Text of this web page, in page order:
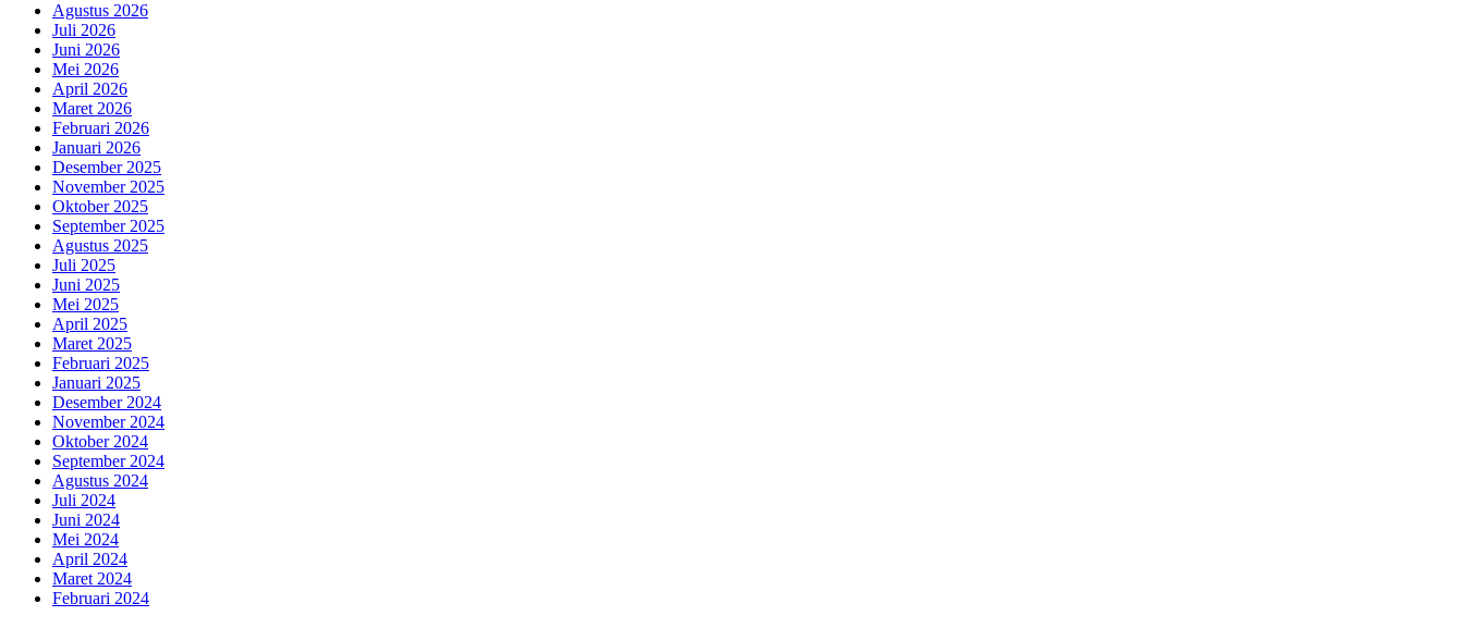
Agustus 2026
Juli 2026
Juni 2026
Mei 2026
April 2026
Maret 2026
Februari 2026
Januari 2026
Desember 2025
November 2025
Oktober 2025
September 2025
Agustus 2025
Juli 2025
Juni 2025
Mei 2025
April 2025
Maret 2025
Februari 2025
Januari 2025
Desember 2024
November 2024
Oktober 2024
September 2024
Agustus 2024
Juli 2024
Juni 2024
Mei 2024
April 2024
Maret 2024
Februari 2024